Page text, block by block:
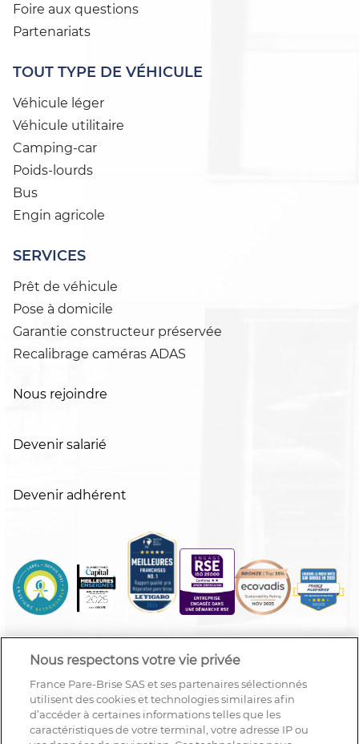
Foire aux questions
Partenariats
TOUT TYPE DE VÉHICULE
Véhicule léger
Véhicule utilitaire
Camping-car
Poids-lourds
Bus
Engin agricole
SERVICES
Prêt de véhicule
Pose à domicile
Garantie constructeur préservée
Recalibrage caméras ADAS
Nous rejoindre
Devenir salarié
Devenir adhérent
Nous respectons votre vie privée
France Pare-Brise SAS et ses partenaires sélectionnés
utilisent des cookies et technologies similaires afin
d’accéder à certaines informations telles que les
caractéristiques de votre terminal, votre adresse IP ou